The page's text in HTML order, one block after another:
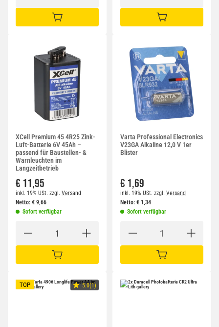
IN DEN WARENKORB IN DEN WARENKORB
XCell Premium 45 4R25 Zink-
Luft-Batterie 6V 45Ah –
passend für Baustellen- &
Warnleuchten im
Langzeitbetrieb
€ 11,95
inkl. 19% USt. zzgl. Versand
Netto: € 9,66
Sofort verfügbar
IN DEN WARENKORB
Varta Professional Electronics
V23GA Alkaline 12,0 V 1er
Blister
€ 1,69
inkl. 19% USt. zzgl. Versand
Netto: € 1,34
Sofort verfügbar
IN DEN WARENKORB
TOP 5.0(1)